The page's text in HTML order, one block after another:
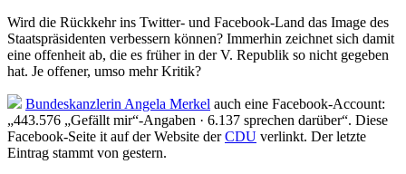
Wird die Rückkehr ins Twitter- und Facebook-Land das Image des
Staatspräsidenten verbessern können? Immerhin zeichnet sich damit
eine offenheit ab, die es früher in der V. Republik so nicht gegeben
hat. Je offener, umso mehr Kritik?
Bundeskanzlerin Angela Merkel auch eine Facebook-Account:
„443.576 „Gefällt mir“-Angaben · 6.137 sprechen darüber“. Diese
Facebook-Seite it auf der Website derCDU verlinkt. Der letzte
Eintrag stammt von gestern.